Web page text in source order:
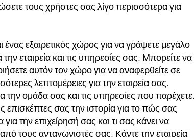
τους χρήστες σας λίγο περισσότερα για
ένας εξαιρετικός χώρος για να γράψετε μεγάλο
την εταιρεία και τις υπηρεσίες σας. Μπορείτε να
αυτόν τον χώρο για να αναφερθείτε σε
λεπτομέρειες για την εταιρεία σας.
την ομάδα σας και τις υπηρεσίες που παρέχετε.
επισκέπτες σας την ιστορία για το πώς σας
για την επιχείρησή σας και τι σας κάνει να
τους ανταγωνιστές σας. Κάντε την εταιρεία